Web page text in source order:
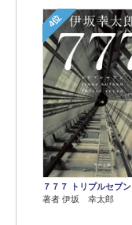
4位
７７７ トリプルセブン
著者 伊坂 幸太郎